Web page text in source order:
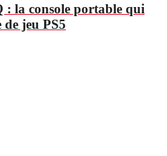
: la console portable qui
de jeu PS5